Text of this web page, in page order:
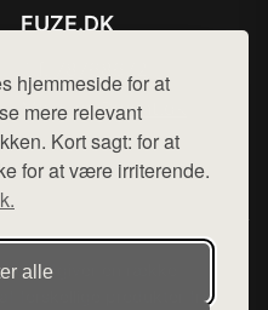
hjemmeside for at
mere relevant
Kort sagt: for at
for at være irriterende.
alle
FUZE.DK
Mail: hej@want.dk
Cookie- og privatlivspolitik
der udgiver en række
forskellige produkter fra